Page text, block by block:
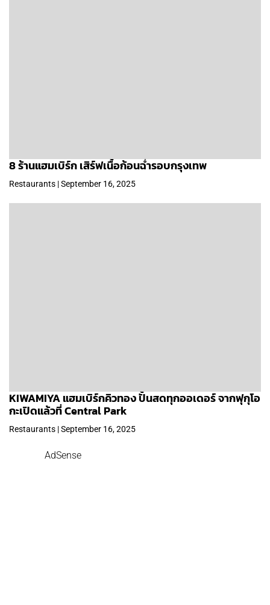
8 ร้านแฮมเบิร์ก เสิร์ฟเนื้อก้อนฉ่ำรอบกรุงเทพ
Restaurants | September 16, 2025
KIWAMIYA แฮมเบิร์กคิวทอง ปั้นสดทุกออเดอร์ จากฟุกุโอ
กะเปิดแล้วที่ Central Park
Restaurants | September 16, 2025
AdSense